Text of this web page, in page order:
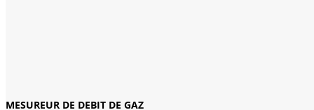
MESUREUR DE DEBIT DE GAZ